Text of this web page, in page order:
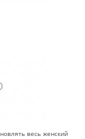
весь женский